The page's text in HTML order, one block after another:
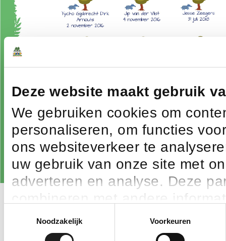
Deze website maakt gebruik
We gebruiken cookies om
personaliseren, om functies
ons websiteverkeer te
uw gebruik van onze site met
adverteren en analyse. Deze
combineren met andere
die ze hebben verzameld op
services.
Noodzakelijk
Voorkeuren